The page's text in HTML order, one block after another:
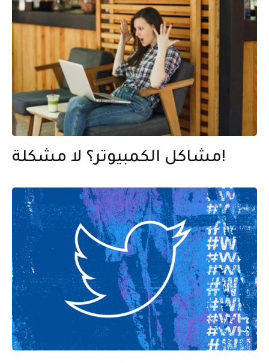
مشاكل الكمبيوتر؟ لا مشكلة!